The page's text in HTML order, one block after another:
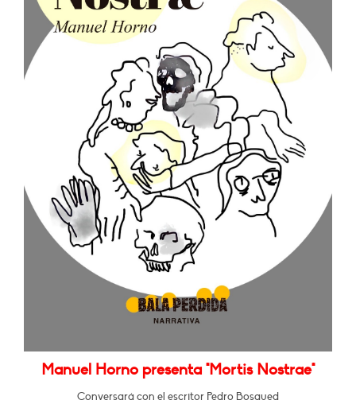
Manuel Horno presenta "Mortis Nostrae"
Conversará con el escritor Pedro Bosqued